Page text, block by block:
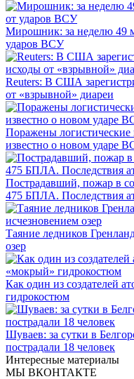
Мирошник: за неделю 49
ударов ВСУ
Reuters: В США
от «взрывной» диареи
Поражены
известно о новом ударе
Пострадавший, пожар в
475 БПЛА. Последствия
Таяние ледников
озер
Как один из создателей
гидрокостюм
Шуваев: за сутки в
пострадали 18 человек
Интересные материалы
МЫ ВКОНТАКТЕ